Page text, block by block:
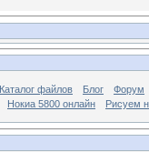
Каталог файлов Блог
Форум
Нокиа 5800 онлайн Рисуем